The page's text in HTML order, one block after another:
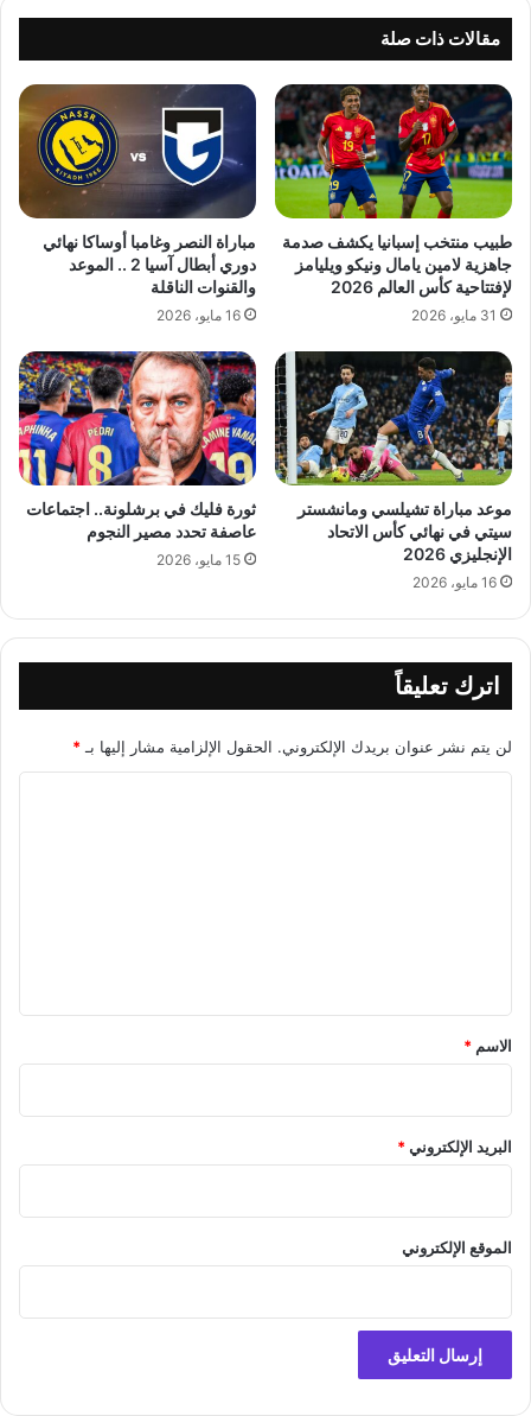
مقالات ذات صلة
طبيب منتخب إسبانيا يكشف صدمة
جاهزية لامين يامال ونيكو ويليامز
لإفتتاحية كأس العالم 2026
31 مايو، 2026
مباراة النصر وغامبا أوساكا نهائي
دوري أبطال آسيا 2 .. الموعد
والقنوات الناقلة
16 مايو، 2026
موعد مباراة تشيلسي ومانشستر
سيتي في نهائي كأس الاتحاد
الإنجليزي 2026
16 مايو، 2026
ثورة فليك في برشلونة.. اجتماعات
عاصفة تحدد مصير النجوم
15 مايو، 2026
اترك تعليقاً
لن يتم نشر عنوان بريدك الإلكتروني. الحقول الإلزامية مشار إليها بـ *
*
الاسم *
البريد الإلكتروني*
الموقع الإلكتروني